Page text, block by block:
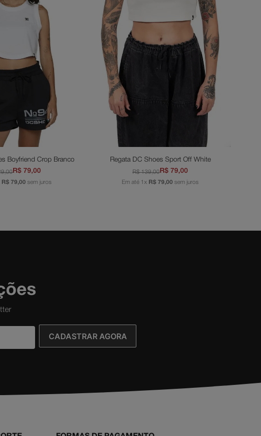
ao carrinho
Boyfriend Crop Branco
,00R$ 79,00
R$ 79,00 sem juros
Regata DC Shoes Sport Off White
R$ 139,00 R$ 79,00
Em até 1x R$ 79,00 sem juros
CADASTRAR AGORA